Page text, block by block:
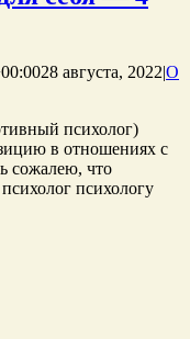
28 августа, 2022|О
психолог)
в отношениях с
сожалею, что
психологу